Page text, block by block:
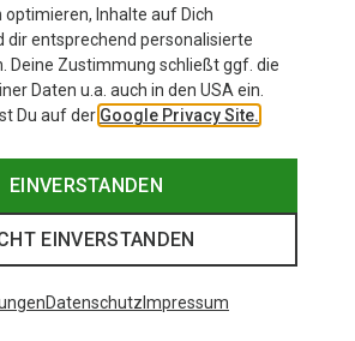
optimieren, Inhalte auf Dich
dir entsprechend personalisierte
Deine Zustimmung schließt ggf. die
Daten u.a. auch in den USA ein.
Du auf der Google Privacy Site.
EINVERSTANDEN
EINVERSTANDEN
Datenschutz Impressum